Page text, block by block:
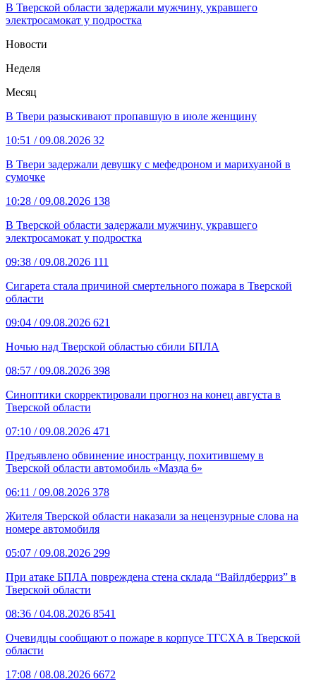
В Тверской области задержали мужчину, укравшего
электросамокат у подростка
Новости
Неделя
Месяц
В Твери разыскивают пропавшую в июле женщину
10:51 / 09.08.2026 32
В Твери задержали девушку с мефедроном и марихуаной в
сумочке
10:28 / 09.08.2026 138
В Тверской области задержали мужчину, укравшего
электросамокат у подростка
09:38 / 09.08.2026 111
Сигарета стала причиной смертельного пожара в Тверской
области
09:04 / 09.08.2026 621
Ночью над Тверской областью сбили БПЛА
08:57 / 09.08.2026 398
Синоптики скорректировали прогноз на конец августа в
Тверской области
07:10 / 09.08.2026 471
Предъявлено обвинение иностранцу, похитившему в
Тверской области автомобиль «Мазда 6»
06:11 / 09.08.2026 378
Жителя Тверской области наказали за нецензурные слова на
номере автомобиля
05:07 / 09.08.2026 299
При атаке БПЛА повреждена стена склада “Вайлдберриз” в
Тверской области
08:36 / 04.08.2026 8541
Очевидцы сообщают о пожаре в корпусе ТГСХА в Тверской
области
17:08 / 08.08.2026 6672